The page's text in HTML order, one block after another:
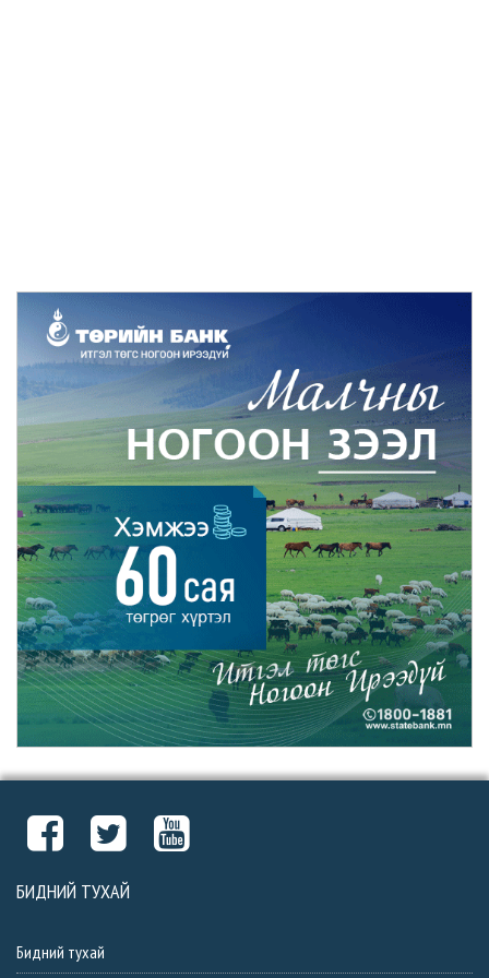
БИДНИЙ ТУХАЙ
Бидний тухай